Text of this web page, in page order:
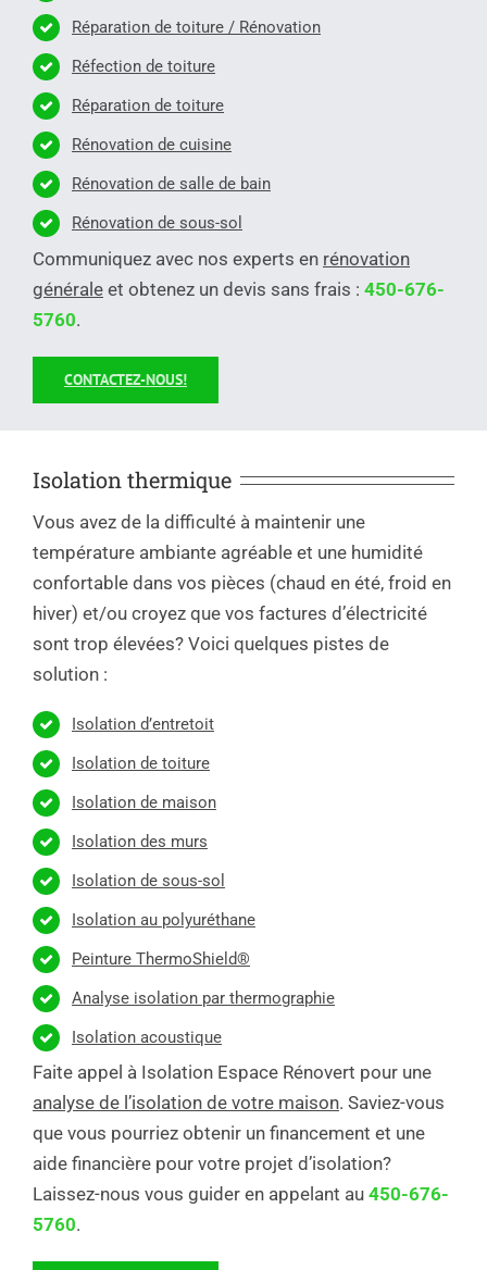
Réparation de toiture / Rénovation
Réfection de toiture
Réparation de toiture
Rénovation de cuisine
Rénovation de salle de bain
Rénovation de sous-sol
Communiquez avec nos experts en rénovation
générale et obtenez un devis sans frais : 450-676-
5760.
CONTACTEZ-NOUS!
Isolation thermique
Vous avez de la difficulté à maintenir une
température ambiante agréable et une humidité
confortable dans vos pièces (chaud en été, froid en
hiver) et/ou croyez que vos factures d’électricité
sont trop élevées? Voici quelques pistes de
solution :
Isolation d’entretoit
Isolation de toiture
Isolation de maison
Isolation des murs
Isolation de sous-sol
Isolation au polyuréthane
Peinture ThermoShield®
Analyse isolation par thermographie
Isolation acoustique
Faite appel à Isolation Espace Rénovert pour une
analyse de l’isolation de votre maison. Saviez-vous
que vous pourriez obtenir un financement et une
aide financière pour votre projet d’isolation?
Laissez-nous vous guider en appelant au 450-676-
5760.